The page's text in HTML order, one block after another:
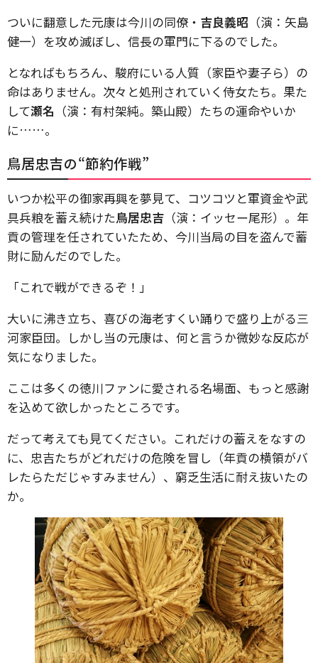
ついに翻意した元康は今川の同僚・ 吉良義昭 （演：矢島
健一）を攻め滅ぼし、信長の軍門に下るのでした。
となればもちろん、駿府にいる人質（家臣や妻子ら）の
命はありません。次々と処刑されていく侍女たち。果た
して瀬名 （演：有村架純。築山殿）たちの運命やいか
に……。
鳥居忠吉の“節約作戦”
いつか松平の御家再興を夢見て、コツコツと軍資金や武
具兵粮を蓄え続けた鳥居忠吉 （演：イッセー尾形）。年
貢の管理を任されていたため、今川当局の目を盗んで蓄
財に励んだのでした。
「これで戦ができるぞ！」
大いに沸き立ち、喜びの海老すくい踊りで盛り上がる三
河家臣団。しかし当の元康は、何と言うか微妙な反応が
気になりました。
ここは多くの徳川ファンに愛される名場面、もっと感謝
を込めて欲しかったところです。
だって考えても見てください。これだけの蓄えをなすの
に、忠吉たちがどれだけの危険を冒し（年貢の横領がバ
レたらただじゃすみません）、窮乏生活に耐え抜いたの
か。